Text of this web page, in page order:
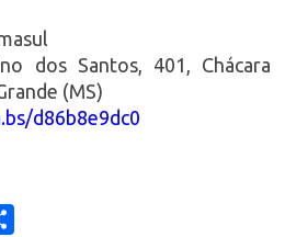
dos Santos, 401, Chácara
(MS)
d86b8e9dc0